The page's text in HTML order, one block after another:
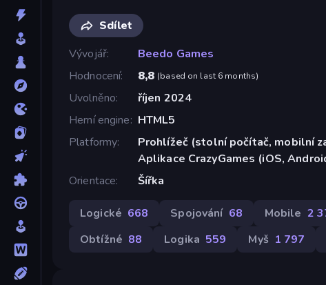
Sdílet
Vývojář
Beedo Games
Hodnocení
8,8 (based on last 6 months)
Uvolněno
říjen 2024
Herní engine
HTML5
Platformy
Prohlížeč (stolní počítač, mobilní
Aplikace CrazyGames (iOS,
Orientace
Šířka
Logické 668 Spojování 68 Mobile 2
Obtížné 88 Logika 559 Myš 1 797